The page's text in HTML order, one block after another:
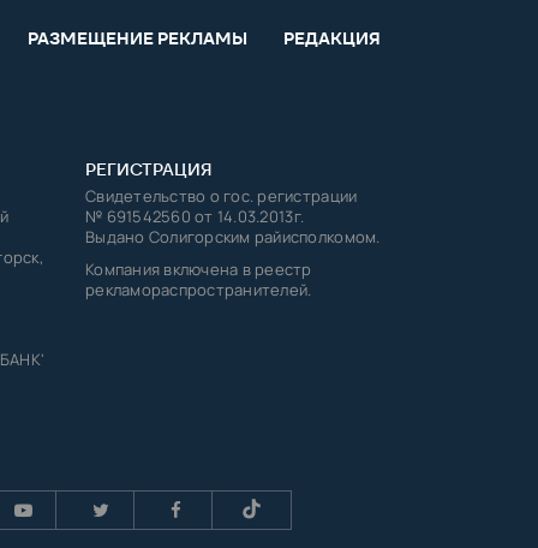
РАЗМЕЩЕНИЕ РЕКЛАМЫ РЕДАКЦИЯ
РЕГИСТРАЦИЯ
Свидетельство о гос. регистрации
№ 691542560 от 14.03.2013г.
Выдано Солигорским райисполкомом.
Компания включена в реестр
рекламораспространителей.